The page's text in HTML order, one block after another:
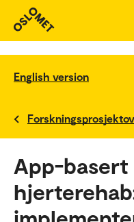
English version
App-